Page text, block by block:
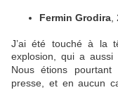
Fermin Grodira
J’ai été touché à la
explosion, qui a aussi
Nous étions
presse, et en aucun